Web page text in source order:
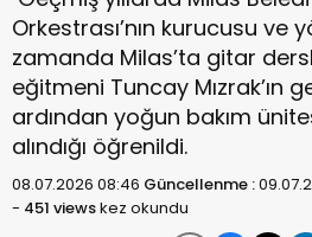
Orkestrası’nın kurucusu ve
zamanda Milas’ta gitar
eğitmeni Tuncay Mızrak’ın
ardından yoğun bakım
alındığı öğrenildi.
08.07.2026 08:46 Güncellenme :
- 451 viewskez okundu